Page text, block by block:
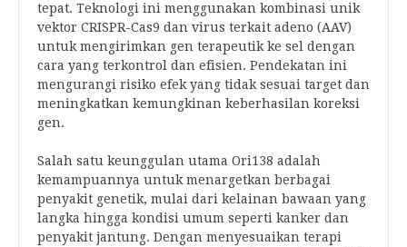
tepat. Teknologi ini menggunakan kombinasi unik
vektor CRISPR-Cas9 dan virus terkait adeno (AAV)
untuk mengirimkan gen terapeutik ke sel dengan
cara yang terkontrol dan efisien. Pendekatan ini
mengurangi risiko efek yang tidak sesuai target dan
meningkatkan kemungkinan keberhasilan koreksi
gen.
Salah satu keunggulan utama Ori138 adalah
kemampuannya untuk menargetkan berbagai
penyakit genetik, mulai dari kelainan bawaan yang
langka hingga kondisi umum seperti kanker dan
penyakit jantung. Dengan menyesuaikan terapi